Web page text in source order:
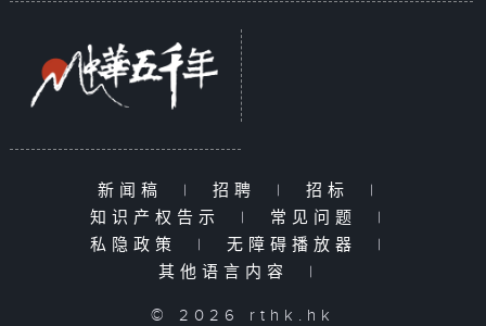
新闻稿 | 招聘 | 招标
|
知识产权告示
| 常见问题
|
私隐政策
| 无障碍播放器
|
其他语言内容
|
© 2026 rthk.hk